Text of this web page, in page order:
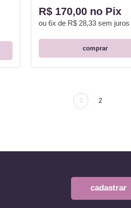
R$ 170,00 no Pix
ou 6x de R$ 28,33 sem juros
comprar
1 2